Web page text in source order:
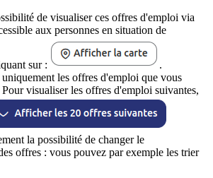
de visualiser ces offres d'emploi via
aux personnes en situation de
sur :
.
les offres d'emploi que vous
visualiser les offres d'emploi suivantes,
la possibilité de changer le
offres : vous pouvez par exemple les trier